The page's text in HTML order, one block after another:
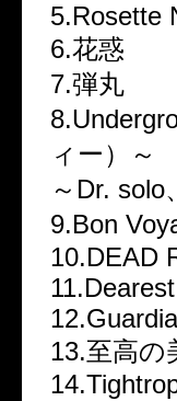
5.Rosette
6.花惑
7.弾丸
ィー）～
～Dr.
9.Bon
10.DEAD
13.至高の